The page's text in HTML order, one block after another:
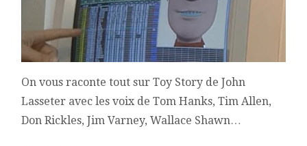
On vous raconte tout sur Toy Story de John
Lasseter avec les voix de Tom Hanks, Tim Allen,
Don Rickles, Jim Varney, Wallace Shawn…